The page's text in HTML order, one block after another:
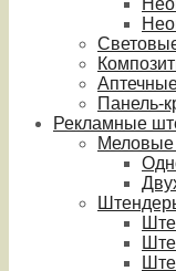
Панель-
Рекламные